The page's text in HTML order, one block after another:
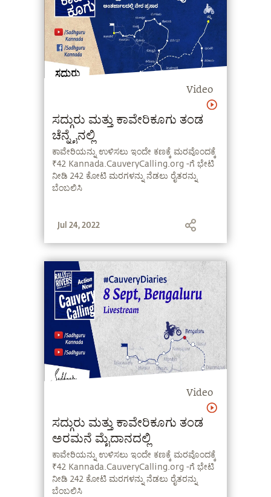
Video
ಸದ್ಗುರು ಮತ್ತು ಕಾವೇರಿಕೂಗು ತಂಡ
ಚೆನ್ನೈನಲ್ಲಿ
ಕಾವೇರಿಯನ್ನು ಉಳಿಸಲು ಇಂದೇ ಕಣಕ್ಕೆ ಮರವೊಂದಕ್ಕೆ
₹42 Kannada.CauveryCalling.org -ಗೆ ಭೇಟಿ
ನೀಡಿ 242 ಕೋಟಿ ಮರಗಳನ್ನು ನೆಡಲು ರೈತರನ್ನು
ಬೆಂಬಲಿಸಿ
Jul 24, 2022
Video
ಸದ್ಗುರು ಮತ್ತು ಕಾವೇರಿಕೂಗು ತಂಡ
ಅರಮನೆ ಮೈದಾನದಲ್ಲಿ
ಕಾವೇರಿಯನ್ನು ಉಳಿಸಲು ಇಂದೇ ಕಣಕ್ಕೆ ಮರವೊಂದಕ್ಕೆ
₹42 Kannada.CauveryCalling.org -ಗೆ ಭೇಟಿ
ನೀಡಿ 242 ಕೋಟಿ ಮರಗಳನ್ನು ನೆಡಲು ರೈತರನ್ನು
ಬೆಂಬಲಿಸಿ